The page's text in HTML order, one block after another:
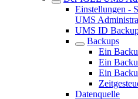
Einstellungen -
UMS
UMS ID
Backups
Ein
Ein
Ein
Datenquelle